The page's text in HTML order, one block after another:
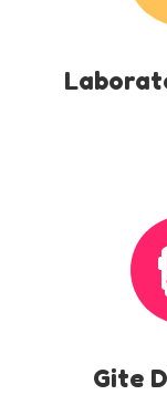
Gite